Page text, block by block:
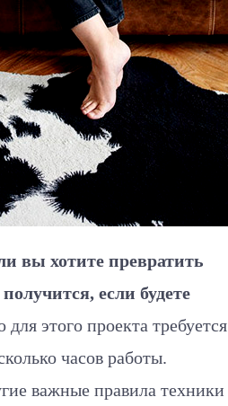
вы хотите превратить
если будете
этого проекта требуется
часов работы.
важные правила техники